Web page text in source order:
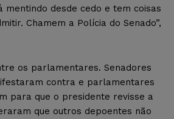
mentindo desde cedo e tem coisas
Chamem a Polícia do Senado”,
os parlamentares. Senadores
contra e parlamentares
para que o presidente revisse a
que outros depoentes não